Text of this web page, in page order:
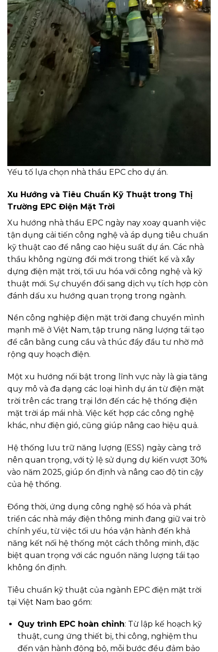
Yếu tố lựa chọn nhà thầu EPC cho dự án.
Xu Hướng và Tiêu Chuẩn Kỹ Thuật trong Thị
Trường EPC Điện Mặt Trời
Xu hướng nhà thầu EPC ngày nay xoay quanh việc
tận dụng cải tiến công nghệ và áp dụng tiêu chuẩn
kỹ thuật cao để nâng cao hiệu suất dự án. Các nhà
thầu không ngừng đổi mới trong thiết kế và xây
dựng điện mặt trời, tối ưu hóa với công nghệ và kỹ
thuật mới. Sự chuyển đổi sang dịch vụ tích hợp còn
đánh dấu xu hướng quan trọng trong ngành.
Nền công nghiệp điện mặt trời đang chuyển mình
mạnh mẽ ở Việt Nam, tập trung năng lượng tái tạo
để cân bằng cung cầu và thúc đẩy đầu tư nhờ mở
rộng quy hoạch điện.
Một xu hướng nổi bật trong lĩnh vực này là gia tăng
quy mô và đa dạng các loại hình dự án từ điện mặt
trời trên các trang trại lớn đến các hệ thống điện
mặt trời áp mái nhà. Việc kết hợp các công nghệ
khác, như điện gió, cũng giúp nâng cao hiệu quả.
Hệ thống lưu trữ năng lượng (ESS) ngày càng trở
nên quan trọng, với tỷ lệ sử dụng dự kiến vượt 30%
vào năm 2025, giúp ổn định và nâng cao độ tin cậy
của hệ thống.
Đồng thời, ứng dụng công nghệ số hóa và phát
triển các nhà máy điện thông minh đang giữ vai trò
chính yếu, từ việc tối ưu hóa vận hành đến khả
năng kết nối hệ thống một cách thông minh, đặc
biệt quan trọng với các nguồn năng lượng tái tạo
không ổn định.
Tiêu chuẩn kỹ thuật của ngành EPC điện mặt trời
tại Việt Nam bao gồm:
Quy trình EPC hoàn chỉnh: Từ lập kế hoạch kỹ
thuật, cung ứng thiết bị, thi công, nghiệm thu
đến vận hành động bộ, mỗi bước đều đảm bảo